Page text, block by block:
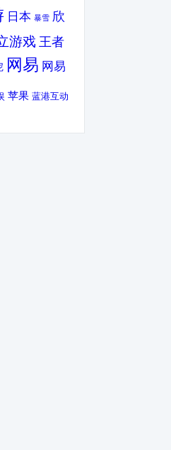
日本 暴雪 欣
游戏 王者
网易 网易
苹果 蓝港互动